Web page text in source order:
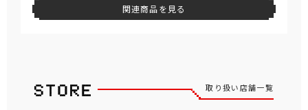
関連商品を見る
取り扱い店舗一覧